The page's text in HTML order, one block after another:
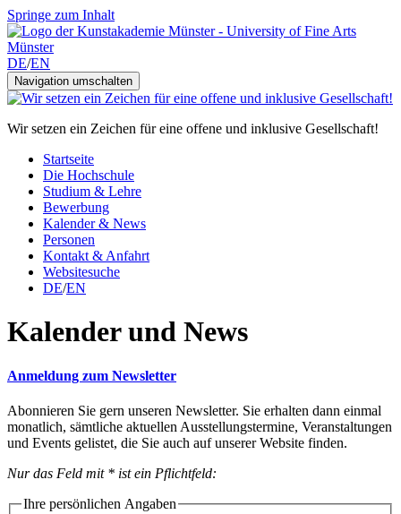
Springe zum Inhalt
DE/EN
Navigation umschalten
Wir setzen ein Zeichen für eine offene und inklusive Gesellschaft!
Startseite
Die Hochschule
Studium & Lehre
Bewerbung
Kalender & News
Personen
Kontakt & Anfahrt
Websitesuche
DE/EN
Kalender und News
Anmeldung zum Newsletter
Abonnieren Sie gern unseren Newsletter. Sie erhalten dann einmal
monatlich, sämtliche aktuellen Ausstellungstermine, Veranstaltungen
und Events gelistet, die Sie auch auf unserer Website finden.
Nur das Feld mit * ist ein Pflichtfeld:
Ihre persönlichen Angaben